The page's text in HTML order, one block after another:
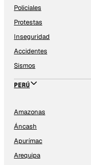
Policiales
Protestas
Inseguridad
Accidentes
Sismos
PERÚ
Amazonas
Áncash
Apurímac
Arequipa